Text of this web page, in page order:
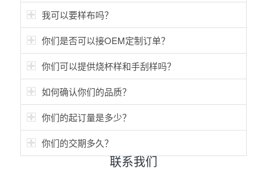
我可以要样布吗？
你们是否可以接OEM定制订单？
你们可以提供烧杯样和手刮样吗？
如何确认你们的品质？
你们的起订量是多少？
你们的交期多久？
联系我们